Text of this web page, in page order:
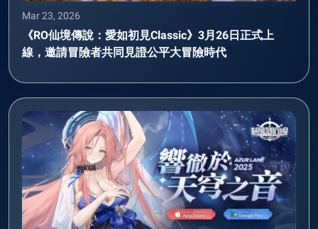
Mar 23, 2026
《RO仙境傳說：愛如初見Classic》3月26日正式上
線，邀請冒險者共同見證公平大冒險時代